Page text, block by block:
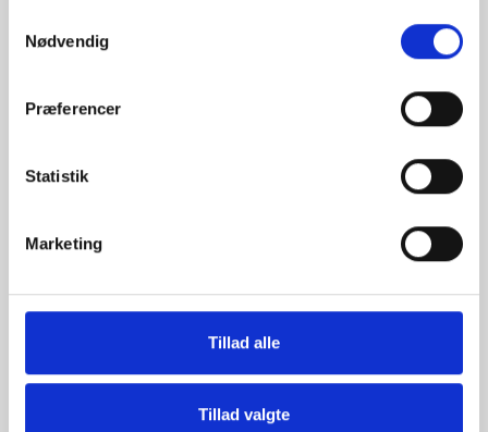
Nødvendig
Præferencer
Statistik
Marketing
Tillad alle
Tillad valgte
Åbningstider for kontor
Mandag - Torsdag: 09.00-16.00
Ved højtider og ferie kan ændringer forekomme. Se mere
POPULÆRE KATEGORIER